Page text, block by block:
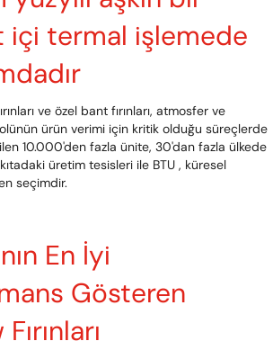
içi termal işlemede
ve özel bant fırınları, atmosfer ve
ürün verimi için kritik olduğu süreçlerde
10.000'den fazla ünite, 30'dan fazla ülkede
üretim tesisleri ile BTU , küresel
seçimdir.
En İyi
Gösteren